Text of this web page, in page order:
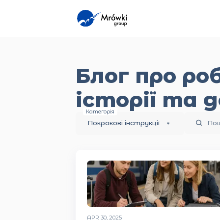
Блог про
історії та
Читайте наш блог: поради щодо
Категорія
Покрокові інструкції
APR 30, 2025